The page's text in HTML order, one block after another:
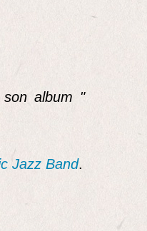
son album "
Jazz Band.